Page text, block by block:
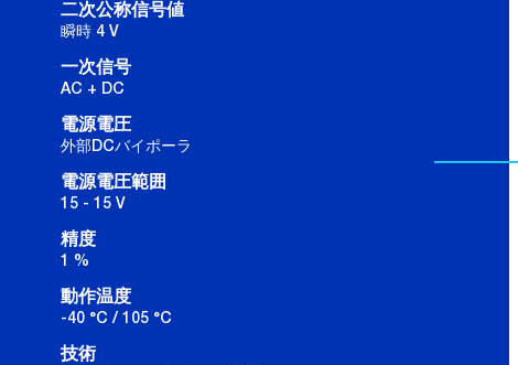
二次公称信号値
瞬時 4 V
一次信号
AC + DC
電源電圧
外部DCバイポーラ
電源電圧範囲
15 - 15 V
精度
1 %
動作温度
-40 °C / 105 °C
技術